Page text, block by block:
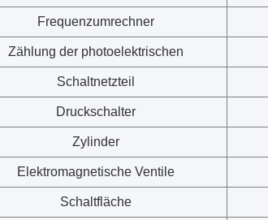
Frequenzumrechner
Zählung der photoelektrischen
Schaltnetzteil
Druckschalter
Zylinder
Elektromagnetische Ventile
Schaltfläche